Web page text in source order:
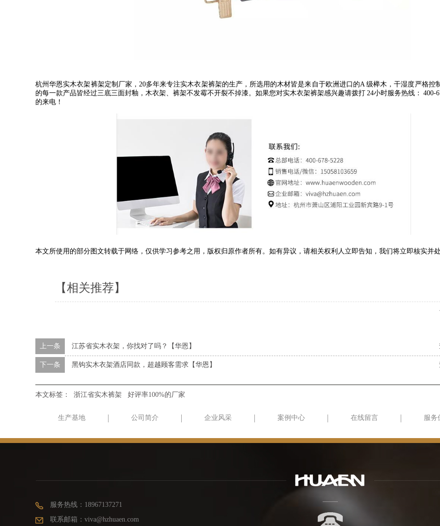
杭州华恩实木衣架裤架定制厂家， 20多年来专注实木衣架裤架的生产，所选用的木材皆是来自于欧洲进口的A 级榉木，干湿度严格控
的每一款产品皆经过三底三面封釉，木衣架、裤架不发霉不开裂不掉漆。如果您对实木衣架裤架感兴趣请拨打 24小时服务热线： 400-
的来电！
本文所使用的部分图文转载于网络，仅供学习参考之用，版权归原作者所有。如有异议，请相关权利人立即告知，我们将立即核实并处
【相关推荐】
上一条 江苏省实木衣架，你找对了吗？【华恩】
下一条 黑钩实木衣架酒店同款，超越顾客需求【华恩】
本文标签： 浙江省实木裤架 好评率100%的厂家
生产基地 公司简介 企业风采 案例中心 在线留言 服务
服务热线：18967137271
联系邮箱：viva@hzhuaen.com